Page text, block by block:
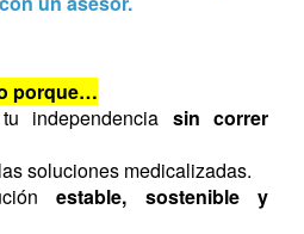
porque…
independencia sin correr
soluciones medicalizadas.
estable, sostenible y